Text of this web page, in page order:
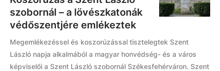
szobornál – a lövészkatonák
védőszentjére emlékeztek
Megemlékezéssel és koszorúzással tisztelegtek Szent
László napja alkalmából a magyar honvédség- és a város
képviselői a Szent László szobornál Székesfehérváron. Szent